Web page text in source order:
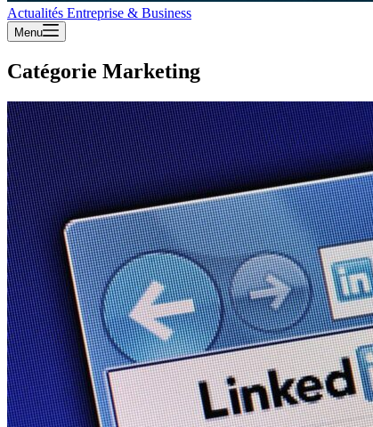
Actualités Entreprise & Business
Menu
Catégorie Marketing